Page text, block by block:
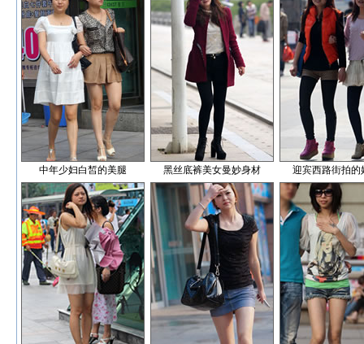
中年少妇白皙的美腿 黑丝底裤美女曼妙身材 迎宾西路街拍的